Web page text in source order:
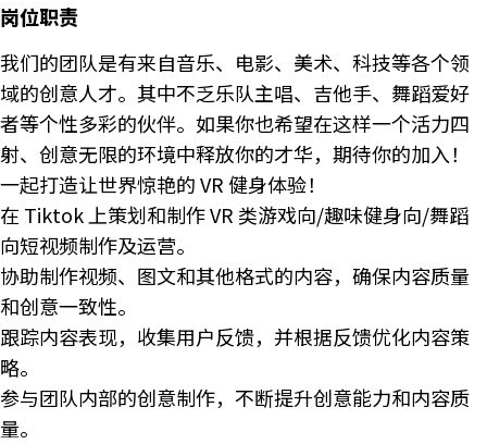
岗位职责
我们的团队是有来自音乐、电影、美术、科技等各个领
域的创意人才。其中不乏乐队主唱、吉他手、舞蹈爱好
者等个性多彩的伙伴。如果你也希望在这样一个活力四
射、创意无限的环境中释放你的才华，期待你的加入！
一起打造让世界惊艳的 VR 健身体验！
在 Tiktok 上策划和制作 VR 类游戏向/趣味健身向/舞蹈
向短视频制作及运营。
协助制作视频、图文和其他格式的内容，确保内容质量
和创意一致性。
跟踪内容表现，收集用户反馈，并根据反馈优化内容策
略。
参与团队内部的创意制作，不断提升创意能力和内容质
量。